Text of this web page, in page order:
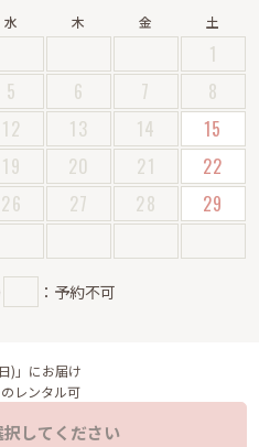
水 木 金 土
1
5 6 7
8
12 13 14
15
19 20 21
22
26 27 28
29
：予約不可
)」にお届け
レンタル可
してください